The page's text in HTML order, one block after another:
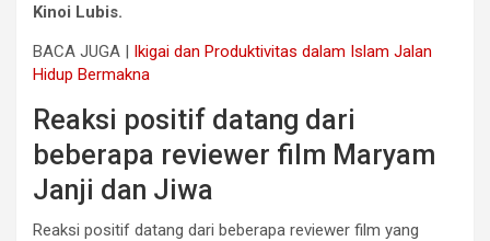
Kinoi Lubis.
BACA JUGA | Ikigai dan Produktivitas dalam Islam Jalan
Hidup Bermakna
Reaksi positif datang dari
beberapa reviewer film Maryam
Janji dan Jiwa
Reaksi positif datang dari beberapa reviewer film yang